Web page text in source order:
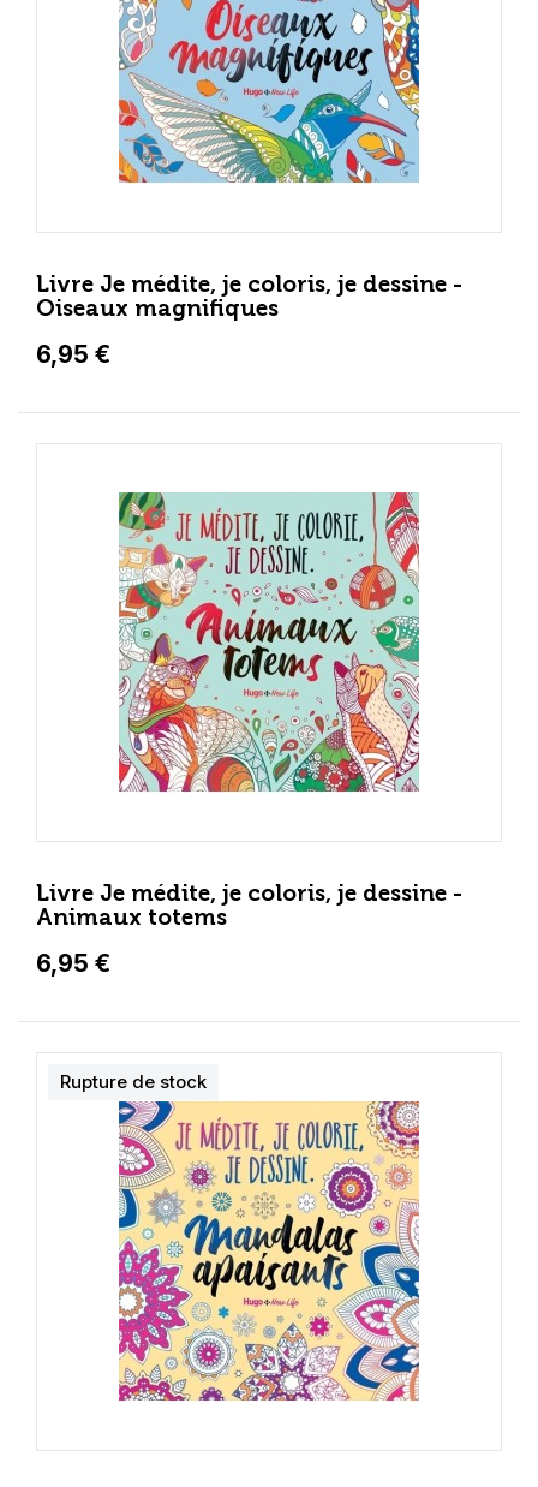
Livre Je médite, je coloris, je dessine -
Oiseaux magnifiques
6,95 €
Livre Je médite, je coloris, je dessine -
Animaux totems
6,95 €
Rupture de stock